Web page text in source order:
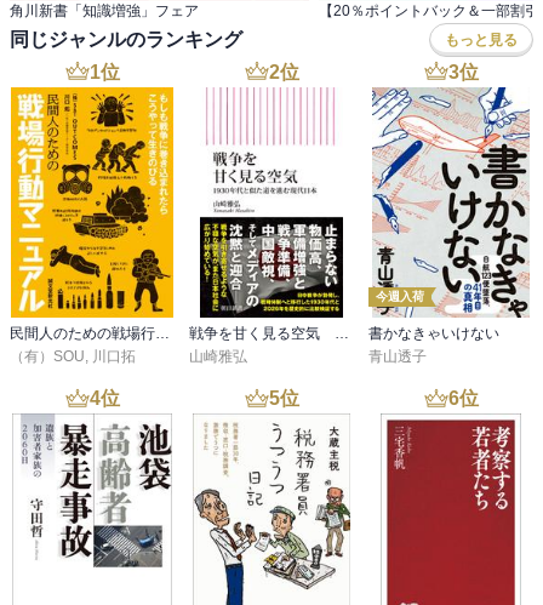
角川新書「知識増強」フェア
同じジャンルのランキング もっと見る
1位
民間人のための戦場行動マニュアル
（有）SOU, 川口拓
2位
戦争を甘く見る空気 1930年代と似た道を進む現代日本
山崎雅弘
3位
今週入荷
書かなきゃいけない
青山透子
4位 5位 6位